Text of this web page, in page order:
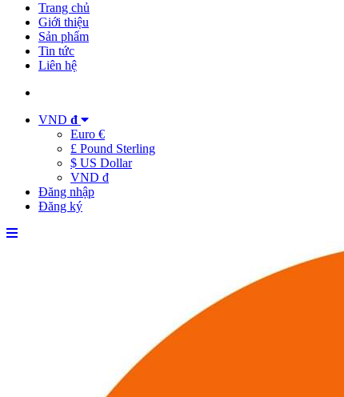
Trang chủ
Giới thiệu
Sản phẩm
Tin tức
Liên hệ
VND đ
Euro €
£ Pound Sterling
$ US Dollar
VND đ
Đăng nhập
Đăng ký